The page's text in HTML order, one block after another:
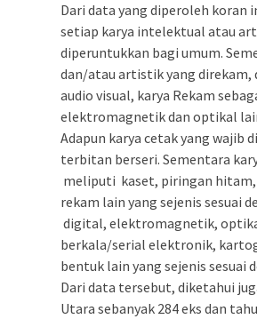
Dari data yang diperoleh koran
setiap karya intelektual atau
diperuntukkan bagi umum.
dan/atau artistik yang direkam,
audio visual, karya Rekam
elektromagnetik dan optikal
Adapun karya cetak yang wajib
terbitan berseri. Sementara
meliputi kaset, piringan hitam,
rekam lain yang sejenis sesuai
digital, elektromagnetik,
berkala/serial elektronik,
bentuk lain yang sejenis
Dari data tersebut, diketahui
Utara sebanyak 284 eks dan